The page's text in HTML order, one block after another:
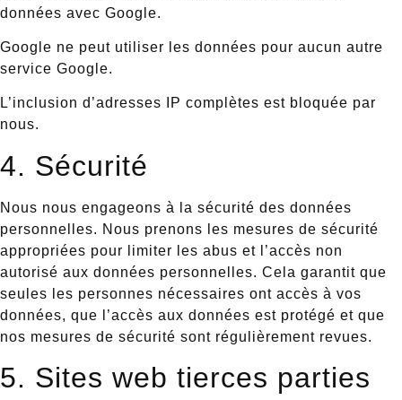
données avec Google.
Google ne peut utiliser les données pour aucun autre
service Google.
L’inclusion d’adresses IP complètes est bloquée par
nous.
4. Sécurité
Nous nous engageons à la sécurité des données
personnelles. Nous prenons les mesures de sécurité
appropriées pour limiter les abus et l’accès non
autorisé aux données personnelles. Cela garantit que
seules les personnes nécessaires ont accès à vos
données, que l’accès aux données est protégé et que
nos mesures de sécurité sont régulièrement revues.
5. Sites web tierces parties